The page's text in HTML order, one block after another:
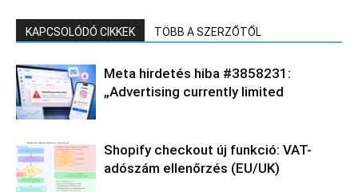
KAPCSOLÓDÓ CIKKEK TÖBB A SZERZŐTŐL
Meta hirdetés hiba #3858231:
„Advertising currently limited
Shopify checkout új funkció: VAT-
adószám ellenőrzés (EU/UK)